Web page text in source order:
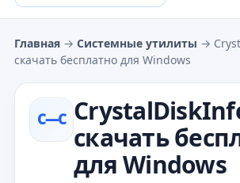
Главная → Системные утилиты →
скачать бесплатно для Windows
C—С
скачать
для Windows